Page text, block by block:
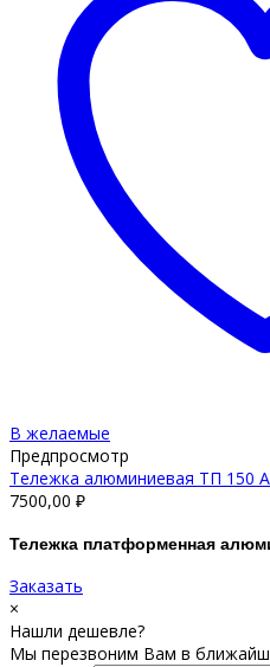
В желаемые
Предпросмотр
Тележка алюминиевая ТП 150 A
7500,00 ₽
Тележка платформенная
Заказать
×
Нашли дешевле?
Мы перезвоним Вам в